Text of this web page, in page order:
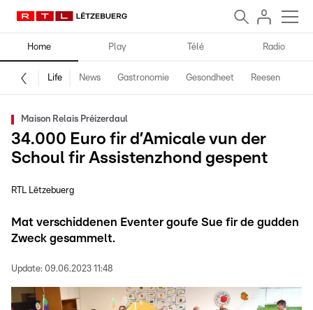
Home Play Télé Radio
Life News Gastronomie Gesondheet Reesen
Maison Relais Préizerdaul
34.000 Euro fir d’Amicale vun der
Schoul fir Assistenzhond gespent
RTL Lëtzebuerg
Mat verschiddenen Eventer goufe Sue fir de gudden
Zweck gesammelt.
Update: 09.06.2023 11:48